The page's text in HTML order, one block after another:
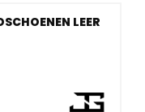
LEER